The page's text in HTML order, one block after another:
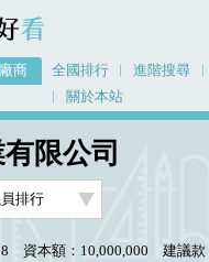
商 全國排行 進階搜尋
關於本站
限公司
資本額：10,000,000 建議款